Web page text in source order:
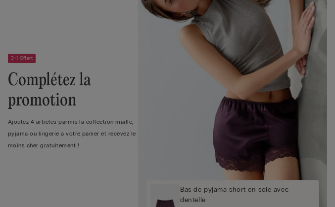
3+1 Offert
Complétez la
promotion
Ajoutez 4 articles parmis la collection maille,
pyjama ou lingerie à votre panier et recevez le
moins cher gratuitement !
Bas de pyjama short en soie avec
dentelle